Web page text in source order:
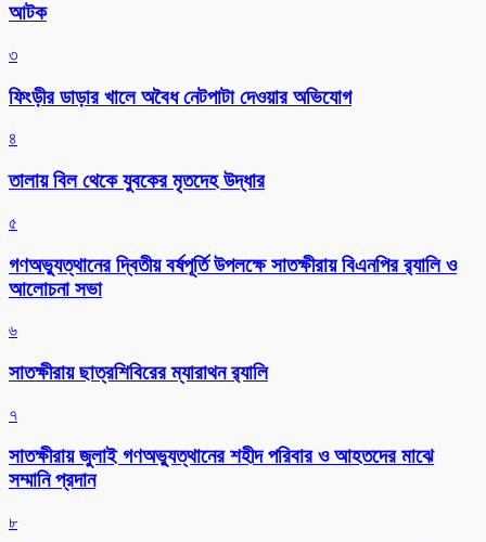
আটক
৩
ফিংড়ীর ডাড়ার খালে অবৈধ নেটপাটা দেওয়ার অভিযোগ
৪
তালায় বিল থেকে যুবকের মৃতদেহ উদ্ধার
৫
গণঅভ্যুত্থানের দ্বিতীয় বর্ষপূর্তি উপলক্ষে সাতক্ষীরায় বিএনপির র‌্যালি ও
আলোচনা সভা
৬
সাতক্ষীরায় ছাত্রশিবিরের ম্যারাথন র‌্যালি
৭
সাতক্ষীরায় জুলাই গণঅভ্যুত্থানের শহীদ পরিবার ও আহতদের মাঝে
সম্মানি প্রদান
৮